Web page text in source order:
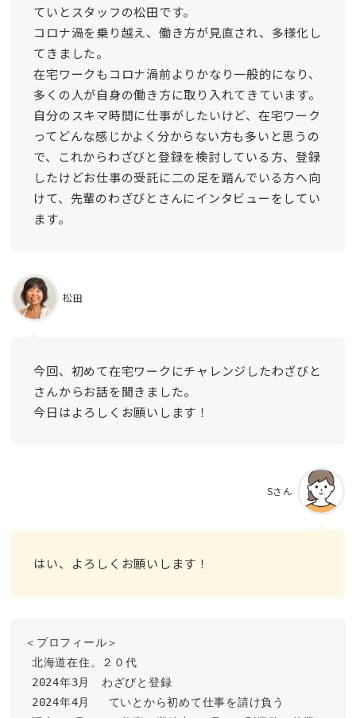
ていとスタッフの松田です。
コロナ渦を乗り越え、働き方が見直され、多様化し
てきました。
在宅ワークもコロナ渦前よりかなり一般的になり、
多くの人が自身の働き方に取り入れてきています。
自分のスキマ時間に仕事がしたいけど、在宅ワーク
ってどんな感じかよく分からない方も多いと思うの
で、これからわざびと登録を検討している方、登録
したけどお仕事の受託に二の足を踏んでいる方へ向
けて、先輩のわざびとさんにインタビューをしてい
ます。
松田
今回、初めて在宅ワークにチャレンジしたわざびと
さんからお話を聞きました。
今日はよろしくお願いします！
Sさん
はい、よろしくお願いします！
＜プロフィール＞
北海道在住。２０代
2024年3月　わざびと登録
2024年4月　 ていとから初めて仕事を請け負う